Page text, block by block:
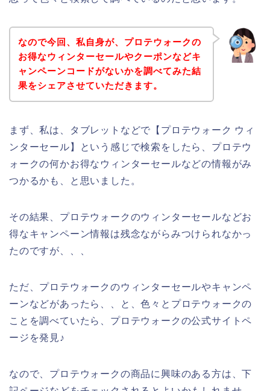
なので今回、私自身が、プロテウォークの
お得なウィンターセールやクーポンなどキ
ャンペーンコードがないかを調べてみた結
果をシェアさせていただきます。
まず、私は、タブレットなどで【プロテウォーク ウィ
ンターセール】という感じで検索をしたら、プロテウ
ォークの何かお得なウィンターセールなどの情報がみ
つかるかも、と思いました。
その結果、プロテウォークのウィンターセールなどお
得なキャンペーン情報は残念ながらみつけられなかっ
たのですが、、、
ただ、プロテウォークのウィンターセールやキャンペ
ーンなどがあったら、、と、色々とプロテウォークの
ことを調べていたら、プロテウォークの公式サイトペ
ージを発見♪
なので、プロテウォークの商品に興味のある方は、下